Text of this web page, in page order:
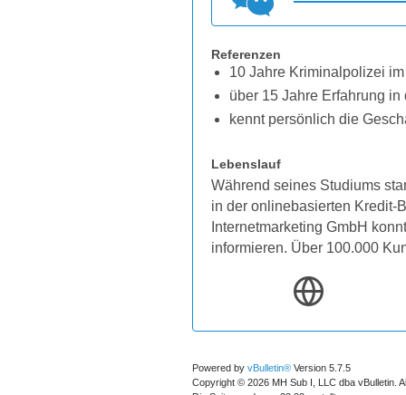
Referenzen
10 Jahre Kriminalpolizei
über 15 Jahre Erfahrung
kennt persönlich die
Lebenslauf
Während seines Studiums
in der onlinebasierten Kredit-
Internetmarketing GmbH
informieren. Über 100.000
Powered by vBulletin® Version 5.7.5
Copyright © 2026 MH Sub I, LLC dba vBulletin.